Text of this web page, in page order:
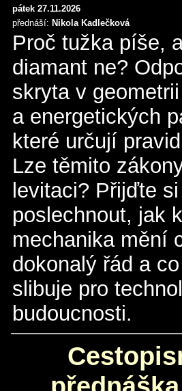
pátek 27.11.2026
přednáší: Nikola Kadlečková
Proč tužka píše,
diamant ne?
skryta v
a energetických
které určují
Lze těmito
levitaci? Přijďte si
poslechnout, jak
mechanika mění
dokonalý řád a
slibuje pro
budoucnosti.